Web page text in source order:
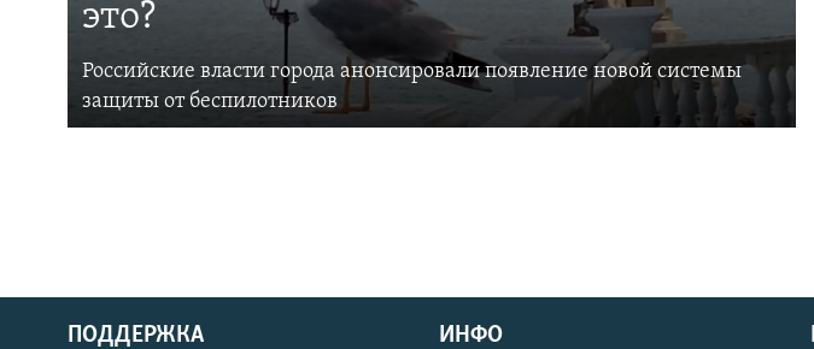
это?
Российские власти города анонсировали появление новой системы
защиты от беспилотников
ПОДДЕРЖКА ИНФО